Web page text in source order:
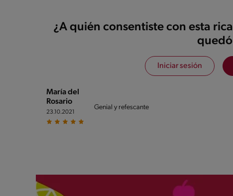
¿A quién consentiste con esta
Iniciar sesión
María del
Rosario
23.10.2021
Genial y refescante